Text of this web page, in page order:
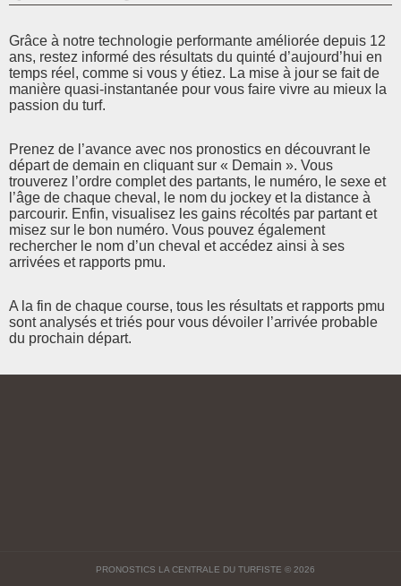
Grâce à notre technologie performante améliorée depuis 12
ans, restez informé des résultats du quinté d’aujourd’hui en
temps réel, comme si vous y étiez. La mise à jour se fait de
manière quasi-instantanée pour vous faire vivre au mieux la
passion du turf.
Prenez de l’avance avec nos pronostics en découvrant le
départ de demain en cliquant sur « Demain ». Vous
trouverez l’ordre complet des partants, le numéro, le sexe et
l’âge de chaque cheval, le nom du jockey et la distance à
parcourir. Enfin, visualisez les gains récoltés par partant et
misez sur le bon numéro. Vous pouvez également
rechercher le nom d’un cheval et accédez ainsi à ses
arrivées et rapports pmu.
A la fin de chaque course, tous les résultats et rapports pmu
sont analysés et triés pour vous dévoiler l’arrivée probable
du prochain départ.
PRONOSTICS LA CENTRALE DU TURFISTE © 2026